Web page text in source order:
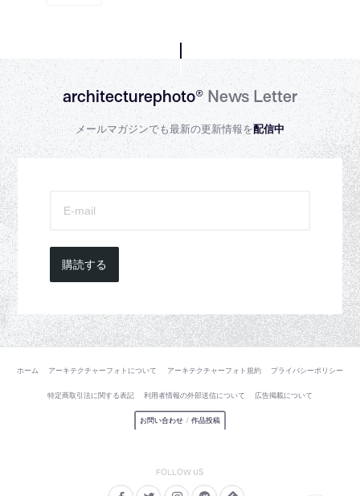
architecturephoto®News Letter
メールマガジンでも最新の更新情報を配信中
購読する
ホーム アーキテクチャーフォトについて アーキテクチャーフォト規約 プライバシーポリシー
特定商取引法に関する表記 利用者情報の外部送信について 広告掲載について
お問い合わせ / 作品投稿